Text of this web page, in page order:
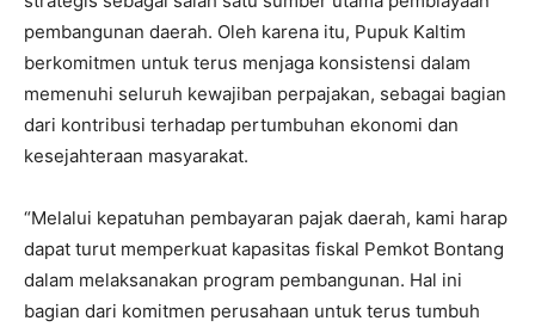
pembangunan daerah. Oleh karena itu, Pupuk Kaltim
berkomitmen untuk terus menjaga konsistensi dalam
memenuhi seluruh kewajiban perpajakan, sebagai bagian
dari kontribusi terhadap pertumbuhan ekonomi dan
kesejahteraan masyarakat.
“Melalui kepatuhan pembayaran pajak daerah, kami harap
dapat turut memperkuat kapasitas fiskal Pemkot Bontang
dalam melaksanakan program pembangunan. Hal ini
bagian dari komitmen perusahaan untuk terus tumbuh